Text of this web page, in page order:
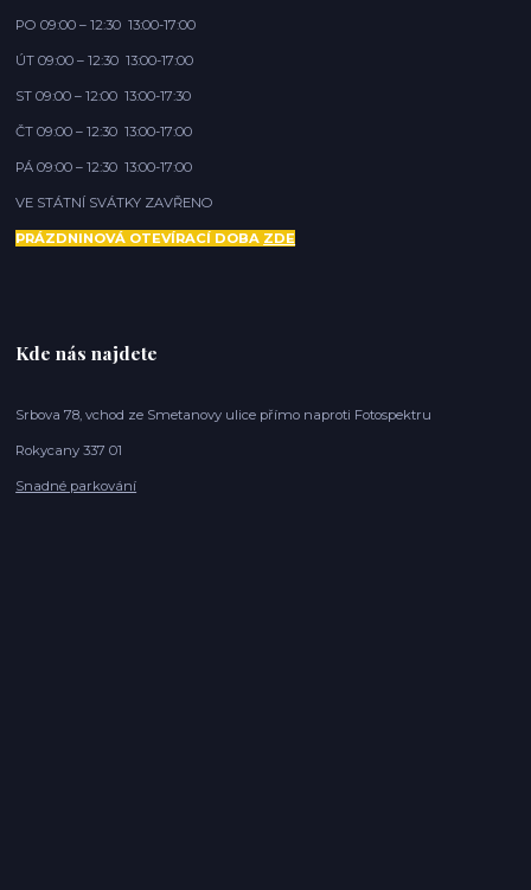
PO 09:00 – 12:30 13:00-17:00
ÚT 09:00 – 12:30 13:00-17:00
ST 09:00 – 12:00 13:00-17:30
ČT 09:00 – 12:30 13:00-17:00
PÁ 09:00 – 12:30 13:00-17:00
VE STÁTNÍ SVÁTKY ZAVŘENO
PRÁZDNINOVÁ OTEVÍRACÍ DOBA ZDE
Kde nás najdete
Srbova 78, vchod ze Smetanovy ulice přímo naproti Fotospektru
Rokycany 337 01
Snadné parkování